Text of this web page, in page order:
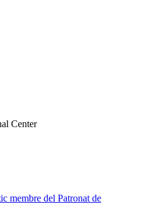
Center
membre del Patronat de